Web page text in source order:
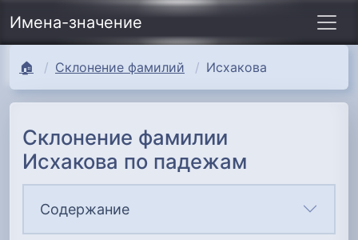
Имена-значение
🏠 Склонение фамилий Исхакова
Склонение фамилии
Исхакова по падежам
Содержание